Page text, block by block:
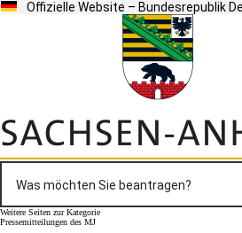
Offizielle Website – Bundesrepublik
Weitere Seiten zur Kategorie
Pressemitteilungen des MJ